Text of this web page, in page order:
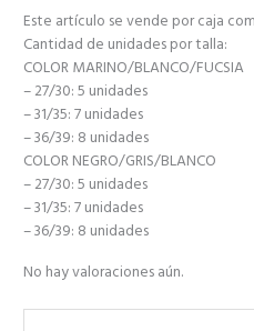
Este artículo se vende por caja
Cantidad de unidades por talla:
COLOR MARINO/BLANCO/FUCSIA
– 27/30: 5 unidades
– 31/35: 7 unidades
– 36/39: 8 unidades
COLOR NEGRO/GRIS/BLANCO
– 27/30: 5 unidades
– 31/35: 7 unidades
– 36/39: 8 unidades
No hay valoraciones aún.